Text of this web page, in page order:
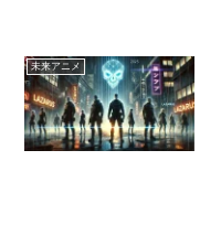
未来アニメ